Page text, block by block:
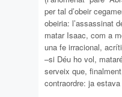
per tal d’obeir
obeiria: l’assassinat
matar Isaac, com a
una fe irracional,
–si Déu ho vol,
serveix que,
contraordre: ja